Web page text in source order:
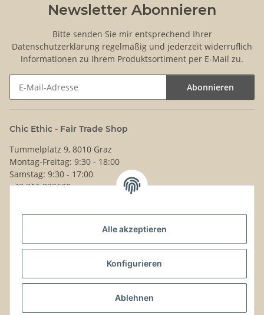
Alle akzeptieren
Konfigurieren
Ablehnen
Newsletter Abonnieren
Bitte senden Sie mir entsprechend Ihrer
Datenschutzerklärung regelmäßig und jederzeit widerruflich
Informationen zu Ihrem Produktsortiment per E-Mail zu.
Abonnieren
Chic Ethic - Fair Trade Shop
Tummelplatz 9, 8010 Graz
Montag-Freitag: 9:30 - 18:00
Samstag: 9:30 - 17:00
+43 316 832630